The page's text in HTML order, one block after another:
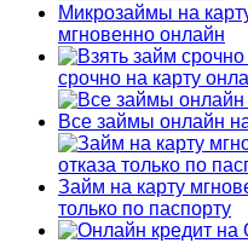
Микрозаймы на
мгновенно онлайн
срочно на карту
Все займы онлайн
Займ на карту
только по паспорту